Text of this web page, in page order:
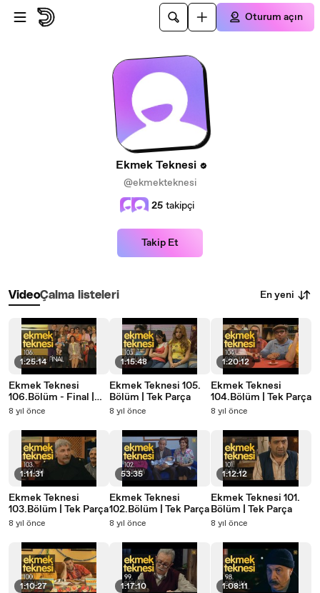
Ana içeriğe atla
Oturum açın
Ekmek Teknesi
@ekmekteknesi
25 takipçi
Takip Et
VideoÇalma listeleri En yeni
1:25:14
Ekmek Teknesi
106.Bölüm - Final |
Tek Parça
8 yıl önce
1:11:31
Ekmek Teknesi
103.Bölüm | Tek Parça
8 yıl önce
1:10:27
1:15:48
Ekmek Teknesi 105.
Bölüm | Tek Parça
8 yıl önce
53:35
Ekmek Teknesi
102.Bölüm | Tek Parça
8 yıl önce
1:17:10
1:20:12
Ekmek Teknesi
104.Bölüm | Tek Parça
8 yıl önce
1:12:12
Ekmek Teknesi 101.
Bölüm | Tek Parça
8 yıl önce
1:08:11